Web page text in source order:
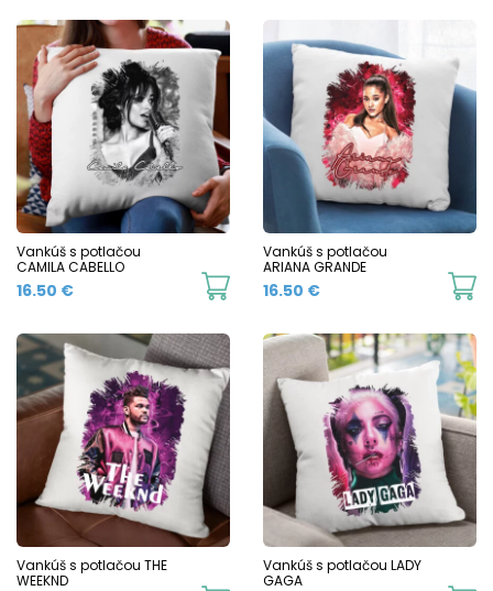
Vankúš s potlačou
CAMILA CABELLO
16.50 €
Vankúš s potlačou
ARIANA GRANDE
16.50 €
Vankúš s potlačou THE
WEEKND
Vankúš s potlačou LADY
GAGA